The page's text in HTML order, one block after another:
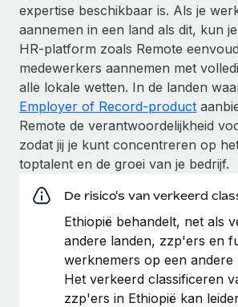
expertise beschikbaar is. Als je
aannemen in een land als dit, kun
HR-platform zoals Remote
medewerkers aannemen met
alle lokale wetten. In de landen
Employer of Record-product
Remote de verantwoordelijkheid
zodat jij je kunt concentreren op
toptalent en de groei van je bedrijf.
De risico's van verkeerd
Ethiopië behandelt, net als
andere landen, zzp'ers en
werknemers op een andere
Het verkeerd classificeren
zzp'ers in Ethiopië kan